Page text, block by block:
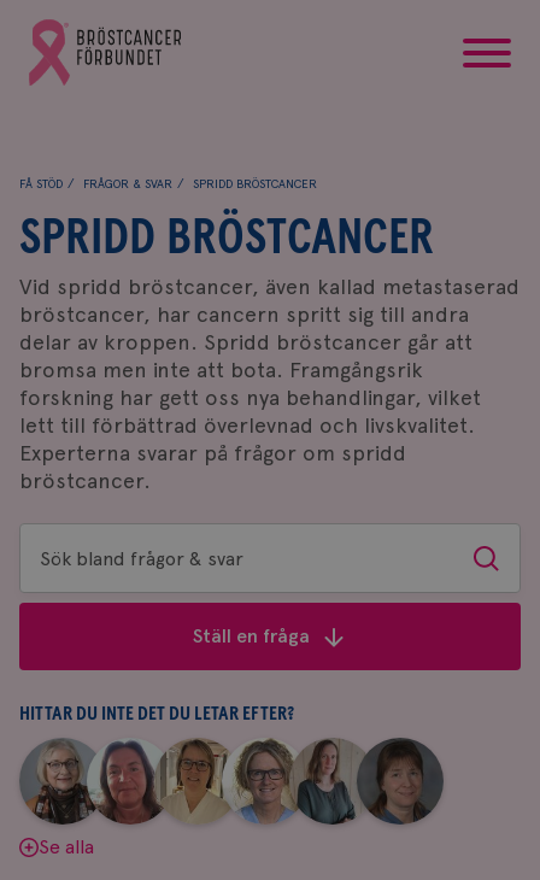
Gå
till
Bröstcancerförbundets
FÅ STÖD FRÅGOR & SVAR SPRIDD BRÖSTCANCER
SPRIDD BRÖSTCANCER
Vid spridd bröstcancer, även kallad metastaserad
bröstcancer, har cancern spritt sig till andra
delar av kroppen. Spridd bröstcancer går att
bromsa men inte att bota. Framgångsrik
forskning har gett oss nya behandlingar, vilket
lett till förbättrad överlevnad och livskvalitet.
Experterna svarar på frågor om spridd
bröstcancer.
Sök
bland
&
svar
Sök
Ställ en fråga
HITTAR DU INTE DET DU LETAR EFTER?
Aina
Johnsson
|
Anne
Andersson
Fredrika
Killander
|
Jeanette
Bäcklund
|
Maria
Edegran
|
Yvette
Andersson
Se alla